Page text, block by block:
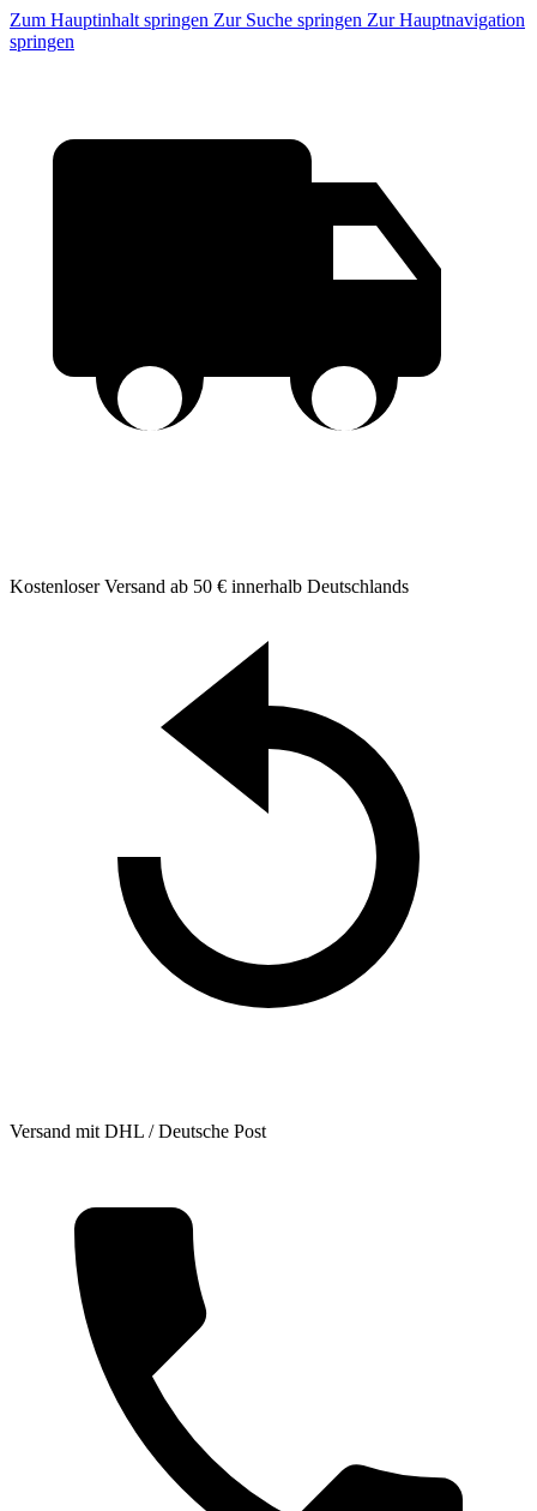
Zum Hauptinhalt springen Zur Suche springen Zur Hauptnavigation
springen
Kostenloser Versand ab 50 € innerhalb Deutschlands
Versand mit DHL / Deutsche Post